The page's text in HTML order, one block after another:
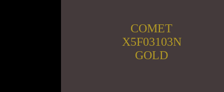
COMET
X5F03103N
GOLD